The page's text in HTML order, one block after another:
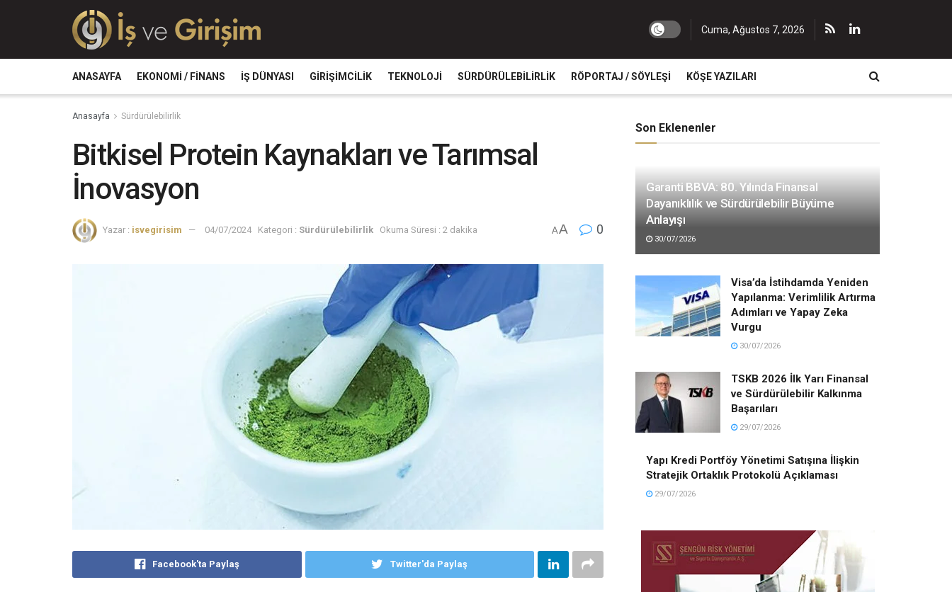
Cuma, Ağustos 7, 2026
ANASAYFA EKONOMI / FINANS İŞ DÜNYASI GIRIŞIMCILIK TEKNOLOJI SÜRDÜRÜLEBILIRLIK RÖPORTAJ / SÖYLEŞI KÖŞE YAZILARI
Anasayfa Sürdürülebilirlik
Bitkisel Protein Kaynakları ve Tarımsal
İnovasyon
Yazar : isvegirisim 04/07/2024 Kategori : Sürdürülebilirlik Okuma Süresi : 2 dakika AA 0
Facebook'ta Paylaş Twitter'da Paylaş
Son Eklenenler
Garanti BBVA: 80. Yılında Finansal
Dayanıklılık ve Sürdürülebilir Büyüme
Anlayışı
30/07/2026
Visa’da İstihdamda Yeniden
Yapılanma: Verimlilik Artırma
Adımları ve Yapay Zeka
Vurgu
30/07/2026
TSKB 2026 İlk Yarı Finansal
ve Sürdürülebilir Kalkınma
Başarıları
29/07/2026
Yapı Kredi Portföy Yönetimi Satışına İlişkin
Stratejik Ortaklık Protokolü Açıklaması
29/07/2026